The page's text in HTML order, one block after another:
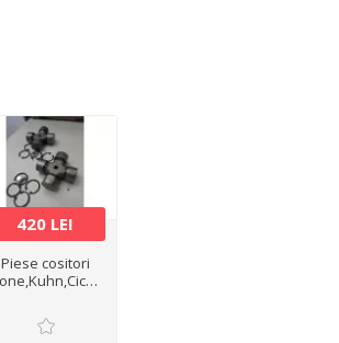
420 LEI
Piese cositori
Krone,Kuhn,Cicon,PZ,Claas